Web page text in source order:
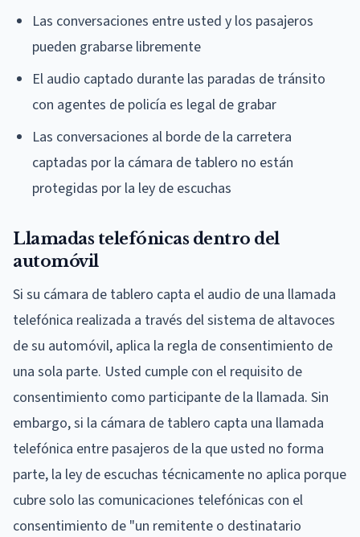
Las conversaciones entre usted y los pasajeros
pueden grabarse libremente
El audio captado durante las paradas de tránsito
con agentes de policía es legal de grabar
Las conversaciones al borde de la carretera
captadas por la cámara de tablero no están
protegidas por la ley de escuchas
Llamadas telefónicas dentro del
automóvil
Si su cámara de tablero capta el audio de una llamada
telefónica realizada a través del sistema de altavoces
de su automóvil, aplica la regla de consentimiento de
una sola parte. Usted cumple con el requisito de
consentimiento como participante de la llamada. Sin
embargo, si la cámara de tablero capta una llamada
telefónica entre pasajeros de la que usted no forma
parte, la ley de escuchas técnicamente no aplica porque
cubre solo las comunicaciones telefónicas con el
consentimiento de "un remitente o destinatario